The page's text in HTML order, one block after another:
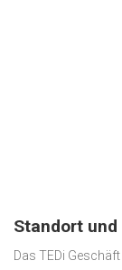
Standort
Das TEDi